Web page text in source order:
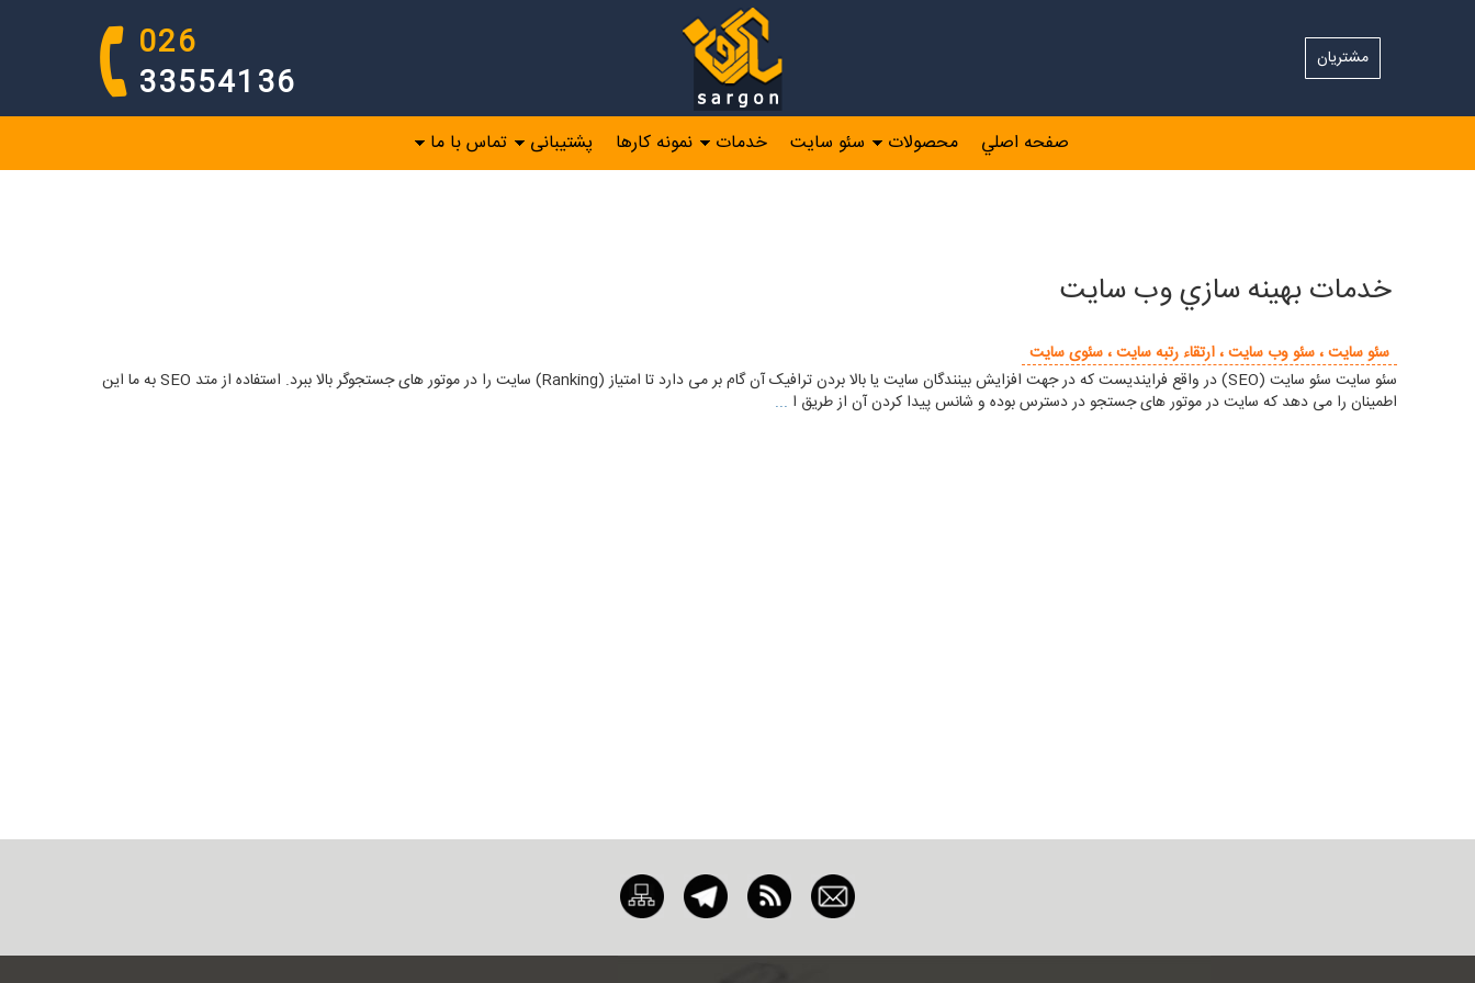
مشتریان
026
33554136
صفحه اصلي محصولات سئو سایت خدمات نمونه کارها پشتیبانی تماس با ما
خدمات بهينه سازي وب سايت
سئو سایت ، سئو وب سایت ، ارتقاء رتبه سایت ، سئوی سایت
سئو سایت سئو سایت (SEO) در واقع فرایندیست که در جهت افزایش بینندگان سایت یا بالا بردن ترافیک آن گام بر می دارد تا امتیاز (Ranking) سایت را در موتور های جستجوگر بالا ببرد. استفاده از متد SEO به ما این
اطمینان را می دهد که سایت در موتور های جستجو در دسترس بوده و شانس پیدا کردن آن از طریق ا ...